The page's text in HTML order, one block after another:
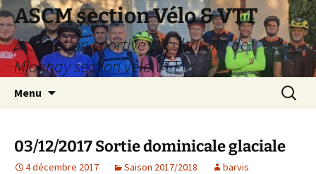
Aller
au
contenu
ASCM section Vélo & VTT
Association sportive et culturelle de
Mionnay section vélo VTT
Menu
03/12/2017 Sortie dominicale glaciale
4 décembre 2017 Saison 2017/2018 barvis